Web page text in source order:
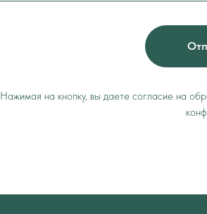
Нажимая на кнопку, вы даете согласие на